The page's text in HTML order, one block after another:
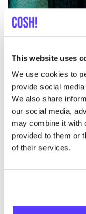
This website uses
We use cookies to
provide social
We also share
our social media,
may combine it with
provided to them or
of their services.